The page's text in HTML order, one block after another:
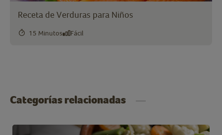
Receta de Verduras para Niños
15 Minutos Fácil
Categorías relacionadas